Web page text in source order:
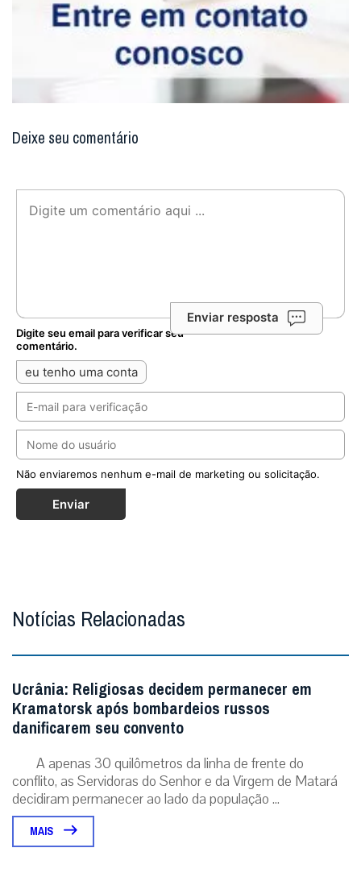
Deixe seu comentário
Enviar resposta
Digite seu email para verificar seu
comentário.
eu tenho uma conta
Não enviaremos nenhum e-mail de marketing ou solicitação.
Enviar
Notícias Relacionadas
Ucrânia: Religiosas decidem permanecer em
Kramatorsk após bombardeios russos
danificarem seu convento
A apenas 30 quilômetros da linha de frente do
conflito, as Servidoras do Senhor e da Virgem de Matará
decidiram permanecer ao lado da população ...
MAIS